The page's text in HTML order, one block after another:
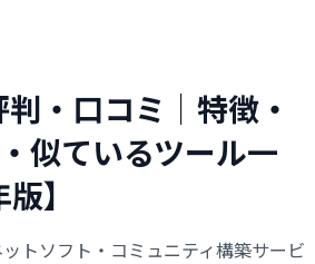
・口コミ｜特徴・
似ているツール一
】
トソフト・コミュニティ構築サービ